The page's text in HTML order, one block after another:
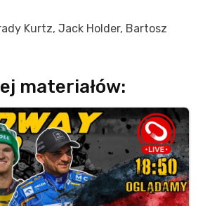
Kurtz, Jack Holder, Bartosz
materiałów: